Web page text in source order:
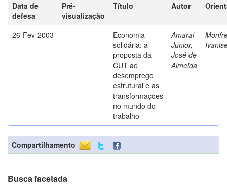
Data de
defesa
Pré-
visualização
Título Autor
26-Fev-2003
Economia
solidária: a
proposta da
CUT ao
desemprego
estrutural e as
transformações
no mundo do
trabalho
Amaral
Júnior,
José de
Almeida
Compartilhamento
Busca facetada